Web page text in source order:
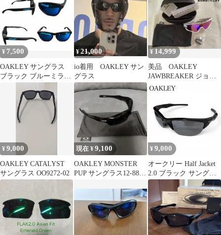
¥ 7,500
OAKLEY サングラス
ブラック ブルーミラー
¥21,000
io着用 OAKLEY サン
グラス
¥14,999
美品 OAKLEY
JAWBREAKER ジョー
ブレイカー スポーツサ
¥9,000
OAKLEY CATALYST
サングラス OO9272-02
現在 ¥9,100
OAKLEY MONSTER
PUP サングラス12-886
¥ 9,000
オークリー Half Jacket
2.0 ブラック サングラ
ス OAKLEY